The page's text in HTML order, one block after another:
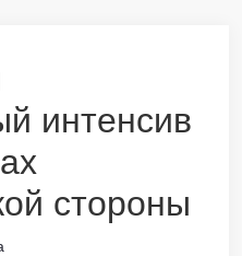
интенсив
стороны